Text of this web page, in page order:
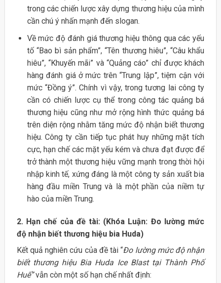
trong các chiến lược xây dựng thương hiệu của mình
cần chú ý nhấn mạnh đến slogan.
Về mức độ đánh giá thương hiệu thông qua các yếu
tố “Bao bì sản phẩm”, “Tên thương hiêu”, “Câu khẩu
hiêu”, “Khuyến mãi” và “Quảng cáo” chỉ được khách
hàng đánh giá ở mức trên “Trung lập”, tiệm cận với
mức “Đồng ý”. Chính vì vậy, trong tương lai công ty
cần có chiến lược cụ thể trong công tác quảng bá
thương hiệu cũng như mở rộng hình thức quảng bá
trên diện rộng nhằm tăng mức độ nhận biết thương
hiệu. Công ty cần tiếp tục phát huy những mặt tích
cực, hạn chế các mặt yếu kém và chưa đạt được để
trở thành một thương hiệu vững mạnh trong thời hội
nhập kinh tế, xứng đáng là một công ty sản xuất bia
hàng đầu miền Trung và là một phần của niềm tự
hào của miền Trung.
2. Hạn chế của đề tài: (Khóa Luận: Đo lường mức
độ nhận biết thương hiệu bia Huda)
Kết quả nghiên cứu của đề tài “Đo lường mức độ nhận
biết thương hiệu Bia Huda Ice Blast tại Thành Phố
Huế”vẫn còn một số hạn chế nhất định: